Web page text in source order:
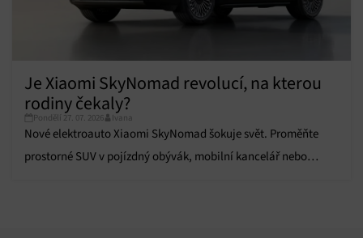
Je Xiaomi SkyNomad revolucí, na kterou
rodiny čekaly?
Pondělí 27. 07. 2026 Ivana
Nové elektroauto Xiaomi SkyNomad šokuje svět. Proměňte
prostorné SUV v pojízdný obývák, mobilní kancelář nebo